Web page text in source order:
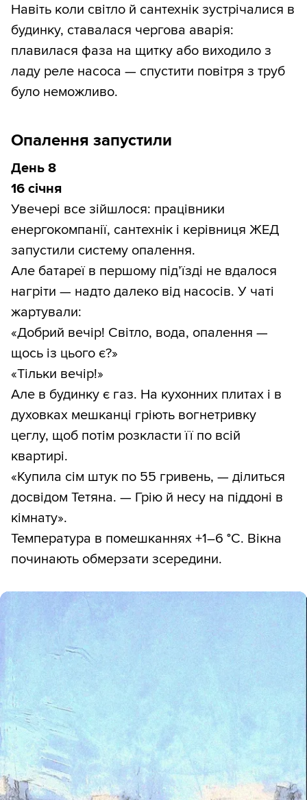
Навіть коли світло й сантехнік зустрічалися в
будинку, ставалася чергова аварія:
плавилася фаза на щитку або виходило з
ладу реле насоса — спустити повітря з труб
було неможливо.
Опалення запустили
День 8
16 січня
Увечері все зійшлося: працівники
енергокомпанії, сантехнік і керівниця ЖЕД
запустили систему опалення.
Але батареї в першому під’їзді не вдалося
нагріти — надто далеко від насосів. У чаті
жартували:
«Добрий вечір! Світло, вода, опалення —
щось із цього є?»
«Тільки вечір!»
Але в будинку є газ. На кухонних плитах і в
духовках мешканці гріють вогнетривку
цеглу, щоб потім розкласти її по всій
квартирі.
«Купила сім штук по 55 гривень, — ділиться
досвідом Тетяна. — Грію й несу на піддоні в
кімнату».
Температура в помешканнях +1–6 °С. Вікна
починають обмерзати зсередини.